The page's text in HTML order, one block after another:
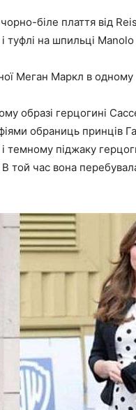
біле плаття від
туфлі на шпильці
Меган Маркл в одному
образі герцогині
обраниць принців
темному піджаку
той час вона